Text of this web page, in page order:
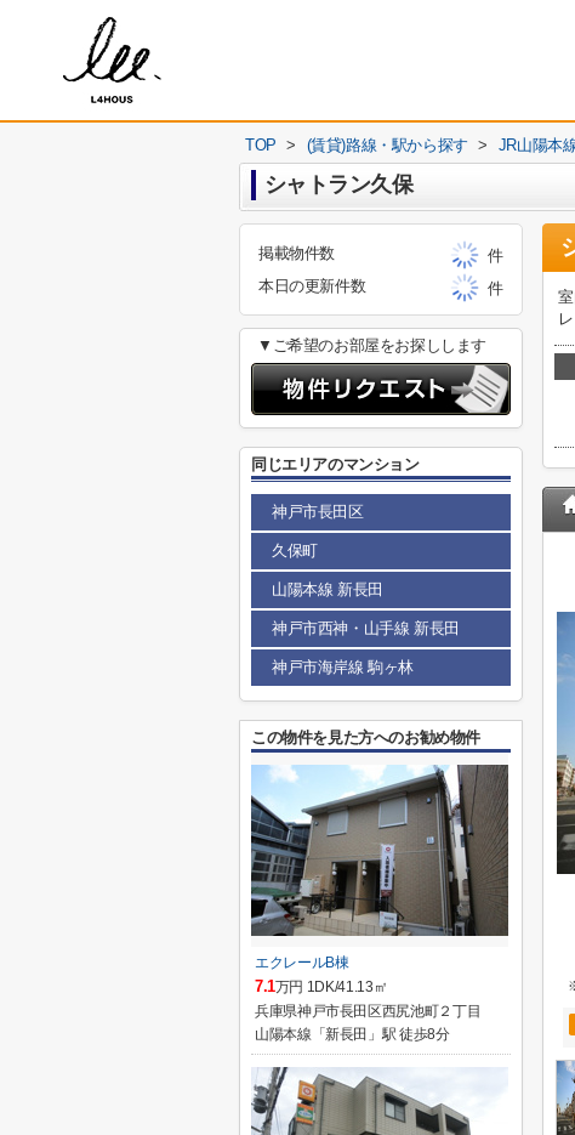
TOP > (賃貸)路線・駅から探す > JR山陽本
シャトラン久保
掲載物件数
件
本日の更新件数
件
▼ご希望のお部屋をお探しします
同じエリアのマンション
神戸市長田区
久保町
山陽本線 新長田
神戸市西神・山手線 新長田
神戸市海岸線 駒ヶ林
この物件を見た方へのお勧め物件
エクレールB棟
7.1万円 1DK/41.13㎡
兵庫県神戸市長田区西尻池町２丁目
山陽本線「新長田」駅 徒歩8分